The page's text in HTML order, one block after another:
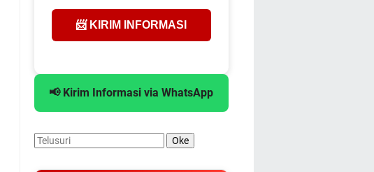
📨 KIRIM INFORMASI
📢 Kirim Informasi via WhatsApp